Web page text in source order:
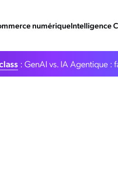
numériqueIntelligence
: GenAI vs. IA Agentique :